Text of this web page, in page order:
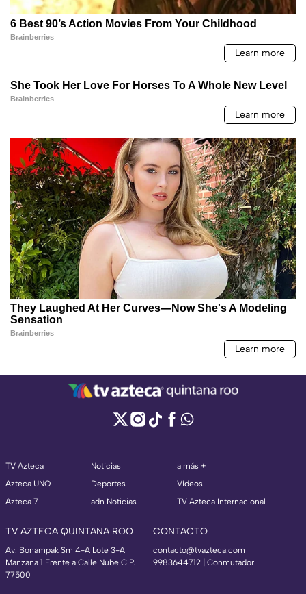
TV Azteca
Azteca UNO
Azteca 7
Noticias
Deportes
adn Noticias
a más +
Videos
TV Azteca Internacional
TV AZTECA QUINTANA ROO
Av. Bonampak Sm 4-A Lote 3-A
Manzana 1 Frente a Calle Nube C.P.
77500
CONTACTO
contacto@tvazteca.com
9983644712 | Conmutador